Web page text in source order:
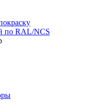
по RAL/NCS